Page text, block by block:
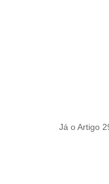
Já o Artigo